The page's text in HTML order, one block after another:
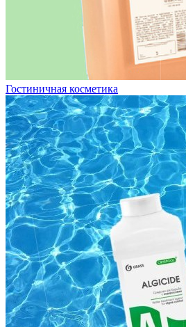
Гостиничная косметика